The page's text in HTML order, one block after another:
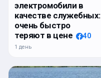
электромобили в
качестве служебных:
очень быстро
теряют в цене
40
1 день